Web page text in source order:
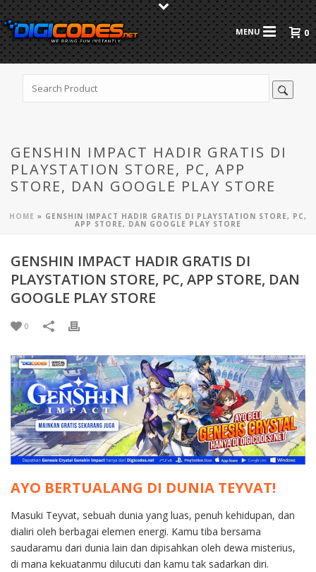
0
GENSHIN IMPACT HADIR GRATIS DI
PLAYSTATION STORE, PC, APP
STORE, DAN GOOGLE PLAY STORE
HOME » GENSHIN IMPACT HADIR GRATIS DI PLAYSTATION STORE, PC,
APP STORE, DAN GOOGLE PLAY STORE
GENSHIN IMPACT HADIR GRATIS DI
PLAYSTATION STORE, PC, APP STORE, DAN
GOOGLE PLAY STORE
0
AYO BERTUALANG DI DUNIA TEYVAT!
Masuki Teyvat, sebuah dunia yang luas, penuh kehidupan, dan
dialiri oleh berbagai elemen energi. Kamu tiba bersama
saudaramu dari dunia lain dan dipisahkan oleh dewa misterius,
di mana kekuatanmu dilucuti dan kamu tak sadarkan diri.